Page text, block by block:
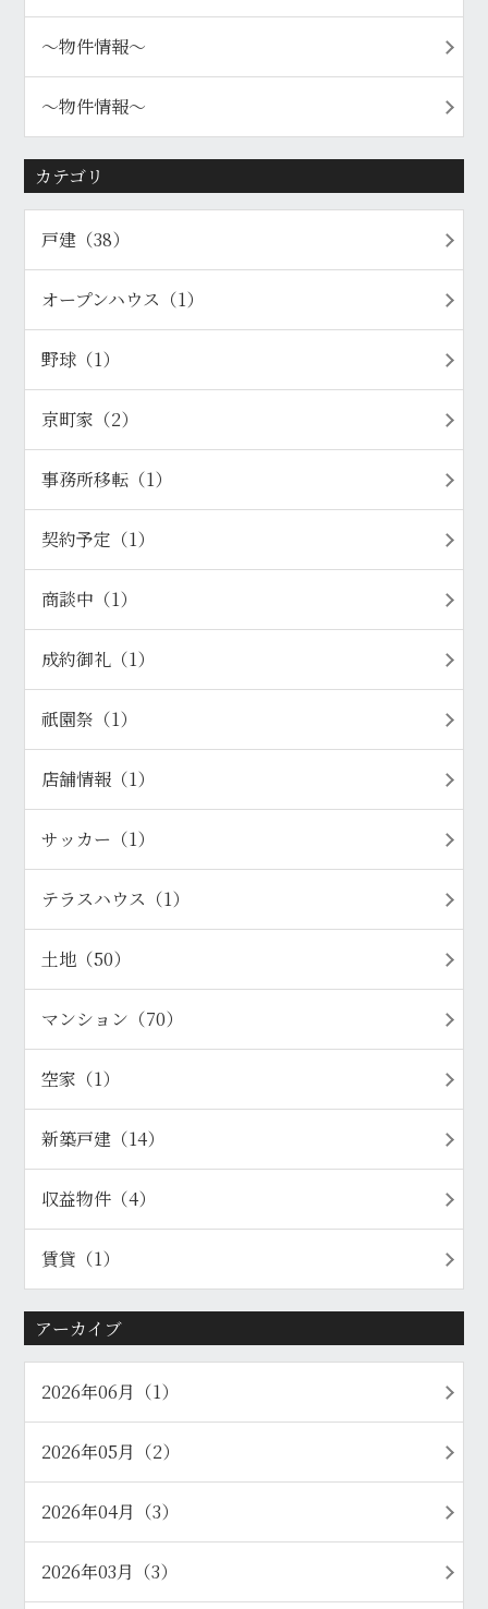
〜物件情報〜
〜物件情報〜
カテゴリ
戸建（38）
オープンハウス（1）
野球（1）
京町家（2）
事務所移転（1）
契約予定（1）
商談中（1）
成約御礼（1）
祇園祭（1）
店舗情報（1）
サッカー（1）
テラスハウス（1）
土地（50）
マンション（70）
空家（1）
新築戸建（14）
収益物件（4）
賃貸（1）
アーカイブ
2026年06月（1）
2026年05月（2）
2026年04月（3）
2026年03月（3）